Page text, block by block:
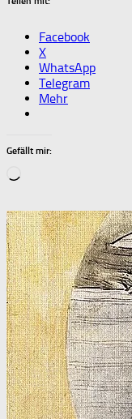
Facebook
X
WhatsApp
Telegram
Mehr
Gefällt mir: